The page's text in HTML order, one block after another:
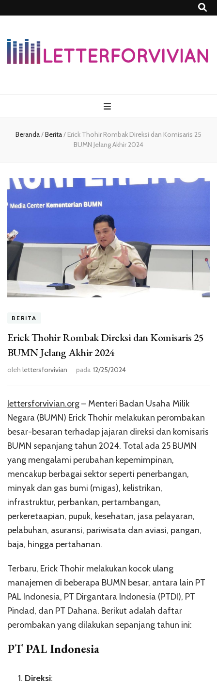
Beranda/Berita/ Erick Thohir Rombak Direksi dan Komisaris 25
BUMN Jelang Akhir 2024
BERITA
Erick Thohir Rombak Direksi dan Komisaris 25
BUMN Jelang Akhir 2024
oleh lettersforvivian pada 12/25/2024
lettersforvivian.org– Menteri Badan Usaha Milik
Negara (BUMN) Erick Thohir melakukan perombakan
besar-besaran terhadap jajaran direksi dan komisaris
BUMN sepanjang tahun 2024. Total ada 25 BUMN
yang mengalami perubahan kepemimpinan,
mencakup berbagai sektor seperti penerbangan,
minyak dan gas bumi (migas), kelistrikan,
infrastruktur, perbankan, pertambangan,
perkeretaapian, pupuk, kesehatan, jasa pelayaran,
pelabuhan, asuransi, pariwisata dan aviasi, pangan,
baja, hingga pertahanan.
Terbaru, Erick Thohir melakukan kocok ulang
manajemen di beberapa BUMN besar, antara lain PT
PAL Indonesia, PT Dirgantara Indonesia (PTDI), PT
Pindad, dan PT Dahana. Berikut adalah daftar
perombakan yang dilakukan sepanjang tahun ini:
PT PAL Indonesia
Direksi: